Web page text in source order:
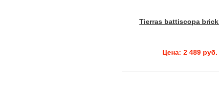
Tierras battiscopa brick
Цена: 2 489 руб.